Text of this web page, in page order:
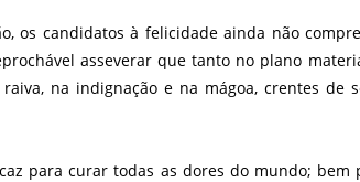
os candidatos à felicidade ainda não
asseverar que tanto no plano
na indignação e na mágoa, crentes
para curar todas as dores do mundo;